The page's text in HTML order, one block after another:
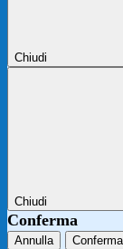
Chiudi
Chiudi
Conferma
Annulla Conferma